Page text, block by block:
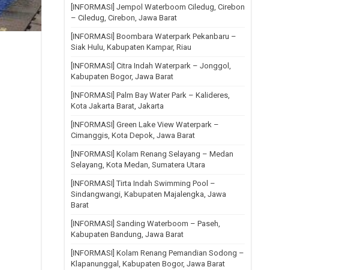
[INFORMASI] Jempol Waterboom Ciledug, Cirebon
– Ciledug, Cirebon, Jawa Barat
[INFORMASI] Boombara Waterpark Pekanbaru –
Siak Hulu, Kabupaten Kampar, Riau
[INFORMASI] Citra Indah Waterpark – Jonggol,
Kabupaten Bogor, Jawa Barat
[INFORMASI] Palm Bay Water Park – Kalideres,
Kota Jakarta Barat, Jakarta
[INFORMASI] Green Lake View Waterpark –
Cimanggis, Kota Depok, Jawa Barat
[INFORMASI] Kolam Renang Selayang – Medan
Selayang, Kota Medan, Sumatera Utara
[INFORMASI] Tirta Indah Swimming Pool –
Sindangwangi, Kabupaten Majalengka, Jawa
Barat
[INFORMASI] Sanding Waterboom – Paseh,
Kabupaten Bandung, Jawa Barat
[INFORMASI] Kolam Renang Pemandian Sodong –
Klapanunggal, Kabupaten Bogor, Jawa Barat